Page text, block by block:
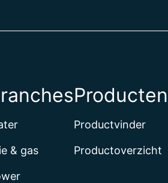
& gas
Producten
Productvinder
Productoverzicht